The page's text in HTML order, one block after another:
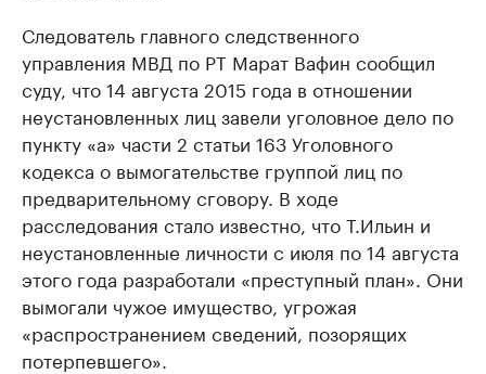
Следователь главного следственного
управления МВД по РТ Марат Вафин сообщил
суду, что 14 августа 2015 года в отношении
неустановленных лиц завели уголовное дело по
пункту «а» части 2 статьи 163 Уголовного
кодекса о вымогательстве группой лиц по
предварительному сговору. В ходе
расследования стало известно, что Т.Ильин и
неустановленные личности с июля по 14 августа
этого года разработали «преступный план». Они
вымогали чужое имущество, угрожая
«распространением сведений, позорящих
потерпевшего».